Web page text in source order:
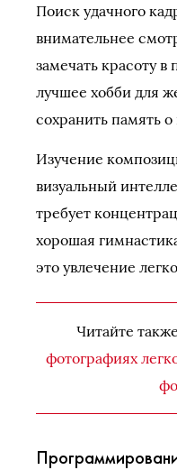
Поиск удачного
внимательнее
замечать красоту в
лучшее хобби для
сохранить память
Изучение
визуальный
требует
хорошая
это увлечение
Читайте
фотографиях